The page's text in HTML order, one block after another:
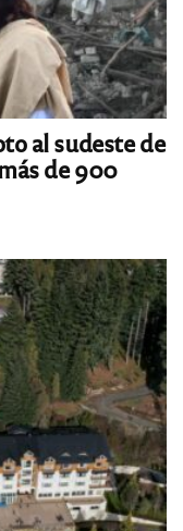
al sudeste de
de 900